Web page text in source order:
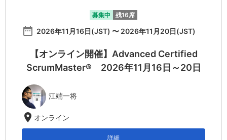
募集中 残16席
date_range 2026年11月16日(JST) 〜 2026年11月20日(JST)
【オンライン開催】Advanced Certified
ScrumMaster® 2026年11月16日～20日
江端一将
location_on オンライン
詳細